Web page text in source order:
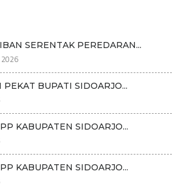
SERENTAK PEREDARAN...
PEKAT BUPATI SIDOARJO...
KABUPATEN SIDOARJO...
KABUPATEN SIDOARJO...